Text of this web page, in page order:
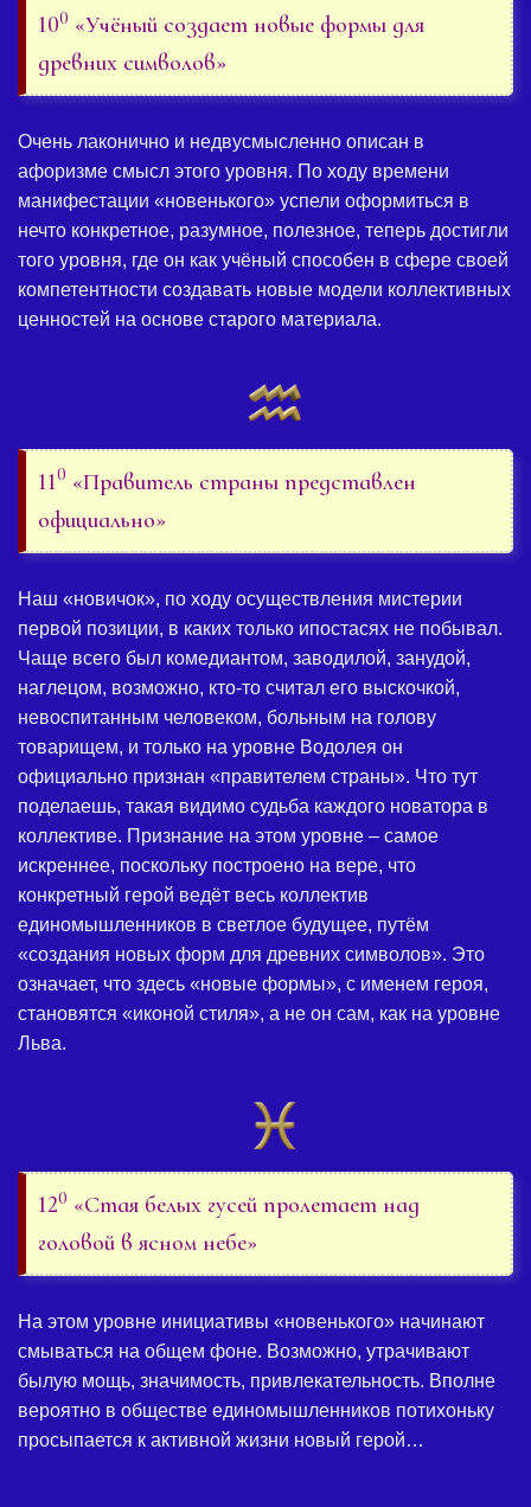
100 «Учёный создает новые формы для
древних символов»
Очень лаконично и недвусмысленно описан в
афоризме смысл этого уровня. По ходу времени
манифестации «новенького» успели оформиться в
нечто конкретное, разумное, полезное, теперь достигли
того уровня, где он как учёный способен в сфере своей
компетентности создавать новые модели коллективных
ценностей на основе старого материала.
110 «Правитель страны представлен
официально»
Наш «новичок», по ходу осуществления мистерии
первой позиции, в каких только ипостасях не побывал.
Чаще всего был комедиантом, заводилой, занудой,
наглецом, возможно, кто-то считал его выскочкой,
невоспитанным человеком, больным на голову
товарищем, и только на уровне Водолея он
официально признан «правителем страны». Что тут
поделаешь, такая видимо судьба каждого новатора в
коллективе. Признание на этом уровне – самое
искреннее, поскольку построено на вере, что
конкретный герой ведёт весь коллектив
единомышленников в светлое будущее, путём
«создания новых форм для древних символов». Это
означает, что здесь «новые формы», с именем героя,
становятся «иконой стиля», а не он сам, как на уровне
Льва.
120 «Стая белых гусей пролетает над
головой в ясном небе»
На этом уровне инициативы «новенького» начинают
смываться на общем фоне. Возможно, утрачивают
былую мощь, значимость, привлекательность. Вполне
вероятно в обществе единомышленников потихоньку
просыпается к активной жизни новый герой…